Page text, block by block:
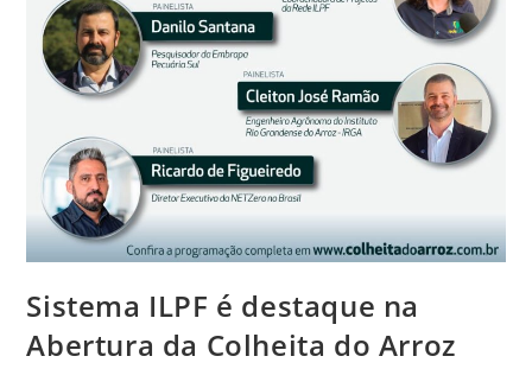
Sistema ILPF é destaque na
Abertura da Colheita do Arroz